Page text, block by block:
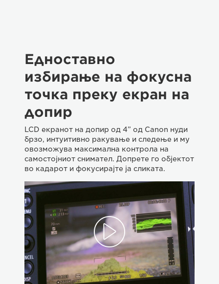
Едноставно
избирање на фокусна
точка преку екран на
допир
LCD екранот на допир од 4” од Canon нуди
брзо, интуитивно ракување и следење и му
овозможува максимална контрола на
самостојниот снимател. Допрете го објектот
во кадарот и фокусирајте ја сликата.